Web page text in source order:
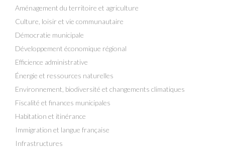
Aménagement du territoire et agriculture
Culture, loisir et vie communautaire
Démocratie municipale
Développement économique régional
Efficience administrative
Énergie et ressources naturelles
Environnement, biodiversité et changements climatiques
Fiscalité et finances municipales
Habitation et itinérance
Immigration et langue française
Infrastructures